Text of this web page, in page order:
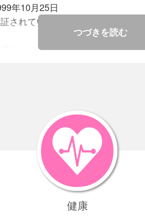
10月25日
れているから大地震でも絶対に
れ）の想定が地震学的に間違って
」という型の
の真っ直中の浜岡などである。
、
られていない場所の方が危険で
、現代地震学の常識であるのに、
いない。
つづきを読む
健康